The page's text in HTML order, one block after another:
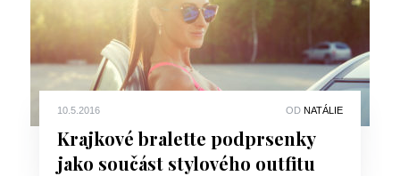
10.5.2016 OD NATÁLIE
Krajkové bralette podprsenky
jako součást stylového outfitu